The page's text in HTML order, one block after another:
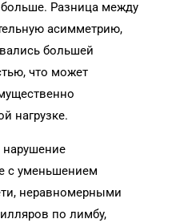
Разница между
асимметрию,
большей
что может
нагрузке.
с уменьшением
неравномерными
по лимбу,